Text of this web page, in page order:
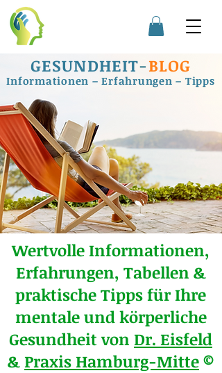
GESUNDHEIT-BLOG
Informationen – Erfahrungen – Tipps
Wertvolle Informationen,
Erfahrungen, Tabellen &
praktische Tipps für Ihre
mentale und körperliche
Gesundheit von Dr. Eisfeld
&Praxis Hamburg-Mitte©